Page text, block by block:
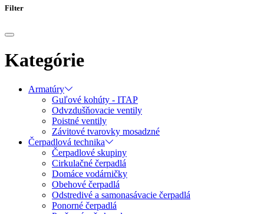
Filter
Kategórie
Armatúry
Guľové kohúty - ITAP
Odvzdušňovacie ventily
Poistné ventily
Závitové tvarovky mosadzné
Čerpadlová technika
Čerpadlové skupiny
Cirkulačné čerpadlá
Domáce vodárničky
Obehové čerpadlá
Odstredivé a samonasávacie čerpadlá
Ponorné čerpadlá